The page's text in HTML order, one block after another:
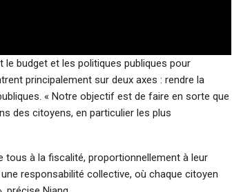
le budget et les politiques publiques pour
principalement sur deux axes : rendre la
« Notre objectif est de faire en sorte que
des citoyens, en particulier les plus
tous à la fiscalité, proportionnellement à leur
responsabilité collective, où chaque citoyen